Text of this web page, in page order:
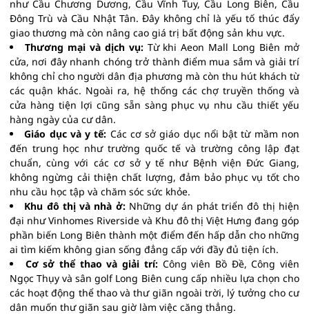
như Cầu Chương Dương, Cầu Vĩnh Tuy, Cầu Long Biên, Cầu
Đông Trù và Cầu Nhật Tân. Đây không chỉ là yếu tố thúc đẩy
giao thương mà còn nâng cao giá trị bất động sản khu vực.
Thương mại và dịch vụ:Từ khi Aeon Mall Long Biên mở
cửa, nơi đây nhanh chóng trở thành điểm mua sắm và giải trí
không chỉ cho người dân địa phương mà còn thu hút khách từ
các quận khác. Ngoài ra, hệ thống các chợ truyền thống và
cửa hàng tiện lợi cũng sẵn sàng phục vụ nhu cầu thiết yếu
hàng ngày của cư dân.
Giáo dục và y tế: Các cơ sở giáo dục nổi bật từ mầm non
đến trung học như trường quốc tế và trường công lập đạt
chuẩn, cùng với các cơ sở y tế như Bệnh viện Đức Giang,
không ngừng cải thiện chất lượng, đảm bảo phục vụ tốt cho
nhu cầu học tập và chăm sóc sức khỏe.
Khu đô thị và nhà ở:Những dự án phát triển đô thị hiện
đại như Vinhomes Riverside và Khu đô thị Việt Hưng đang góp
phần biến Long Biên thành một điểm đến hấp dẫn cho những
ai tìm kiếm không gian sống đẳng cấp với đầy đủ tiện ích.
Cơ sở thể thao và giải trí:Công viên Bồ Đề, Công viên
Ngọc Thụy và sân golf Long Biên cung cấp nhiều lựa chọn cho
các hoạt động thể thao và thư giãn ngoài trời, lý tưởng cho cư
dân muốn thư giãn sau giờ làm việc căng thẳng.